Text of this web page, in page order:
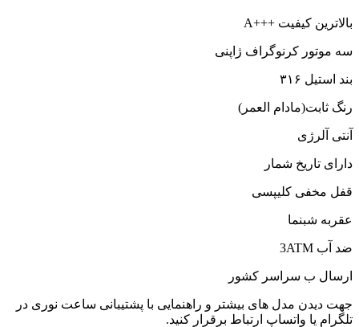
بالاترین کیفیت +++A
سه موتور کرنوگراف ژاپنی
بند استیل ۳۱۶
رنگ ثابت(مادام العمر)
آنتی آلرژی
دارای تاریخ شمار
قفل مخفی کلیپسی
عقربه شبنما
ضد آب 3ATM
ارسال ب سراسر کشور
جهت دیدن مدل های بیشتر و راهنمایی با پشتیبانی ساعت نوری در
تلگرام یا واتساپ ارتباط برقرار کنید.